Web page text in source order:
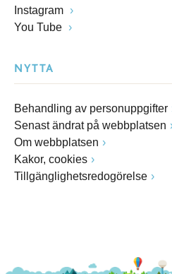
Instagram
You Tube
NYTTA
Behandling av personuppgifter
Senast ändrat på webbplatsen
Om webbplatsen
Kakor, cookies
Tillgänglighetsredogörelse